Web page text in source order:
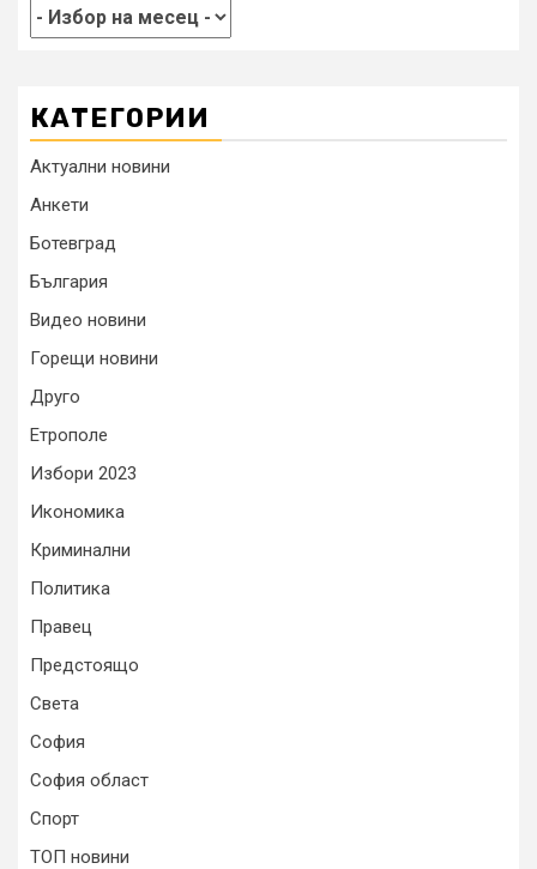
КАТЕГОРИИ
Актуални новини
Анкети
Ботевград
България
Видео новини
Горещи новини
Друго
Етрополе
Избори 2023
Икономика
Криминални
Политика
Правец
Предстоящо
Света
София
София област
Спорт
ТОП новини